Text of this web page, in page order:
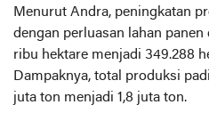
Menurut Andra, peningkatan
dengan perluasan lahan
ribu hektare menjadi 349.288
Dampaknya, total produksi
juta ton menjadi 1,8 juta ton.